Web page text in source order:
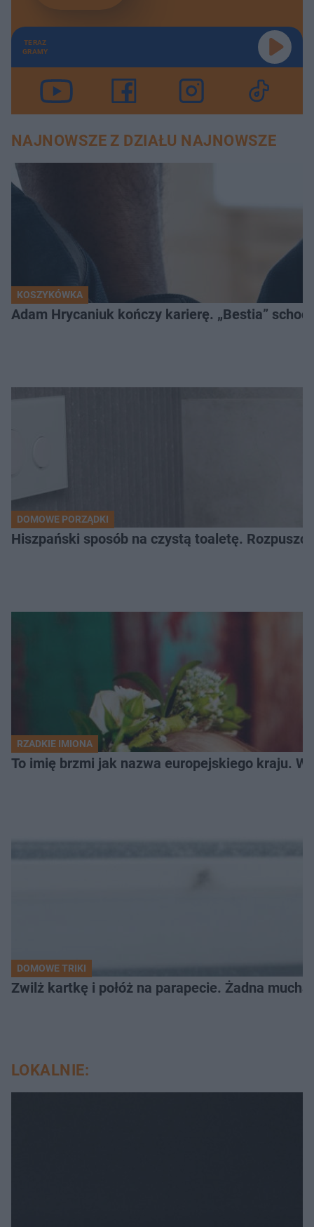
TERAZ
GRAMY
NAJNOWSZE Z DZIAŁU NAJNOWSZE
KOSZYKÓWKA
Adam Hrycaniuk kończy karierę. „Bestia”
DOMOWE PORZĄDKI
Hiszpański sposób na czystą toaletę.
RZADKIE IMIONA
To imię brzmi jak nazwa europejskiego kraju.
DOMOWE TRIKI
Zwilż kartkę i połóż na parapecie. Żadna
LOKALNIE: